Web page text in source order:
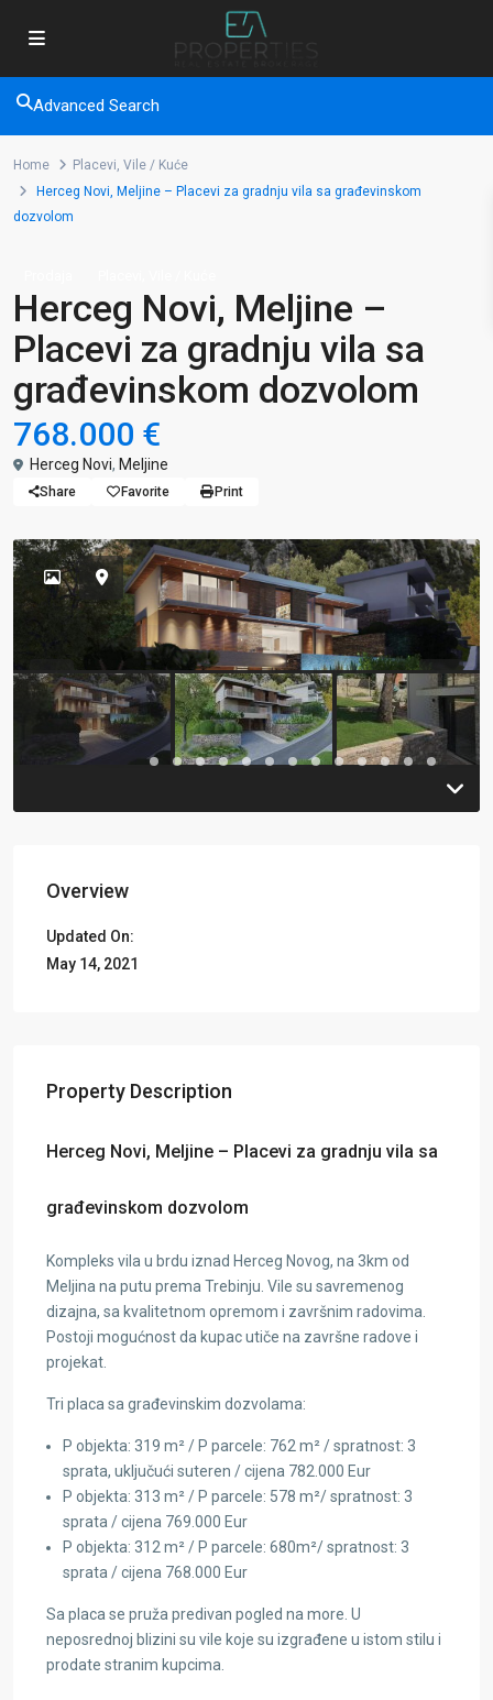
Advanced Search
Home Placevi, Vile / Kuće
Herceg Novi, Meljine – Placevi za gradnju vila sa građevinskom
dozvolom
Herceg Novi, Meljine –
Placevi za gradnju vila sa
građevinskom dozvolom
768.000 €
Herceg Novi, Meljine
Share Favorite Print
Previous
Overview
Updated On:
May 14, 2021
Property Description
Herceg Novi, Meljine – Placevi za gradnju vila sa
građevinskom dozvolom
Kompleks vila u brdu iznad Herceg Novog, na 3km od
Meljina na putu prema Trebinju. Vile su savremenog
dizajna, sa kvalitetnom opremom i završnim radovima.
Postoji mogućnost da kupac utiče na završne radove i
projekat.
Tri placa sa građevinskim dozvolama:
P objekta: 319 m² / P parcele: 762 m² / spratnost: 3
sprata, uključući suteren / cijena 782.000 Eur
P objekta: 313 m² / P parcele: 578 m²/ spratnost: 3
sprata / cijena 769.000 Eur
P objekta: 312 m² / P parcele: 680m²/ spratnost: 3
sprata / cijena 768.000 Eur
Sa placa se pruža predivan pogled na more. U
neposrednoj blizini su vile koje su izgrađene u istom stilu i
prodate stranim kupcima.